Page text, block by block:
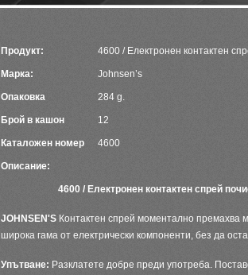
Продукт: 4600 / Електронен контактен
Марка: Johnsen’s
Опаковка 284 g.
Брой в кашон 12
Каталожен номер 4600
Описание:
4600 / Електронен контактен спрей
JOHNSEN'S Контактен спрей моментално премахва
широка гама от електрически компоненти, без да
Упътване: Разклатете добре преди употреба.